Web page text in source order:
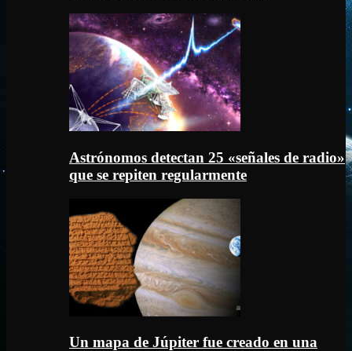
Astrónomos detectan 25 «señales de radio»
que se repiten regularmente
Un mapa de Júpiter fue creado en una